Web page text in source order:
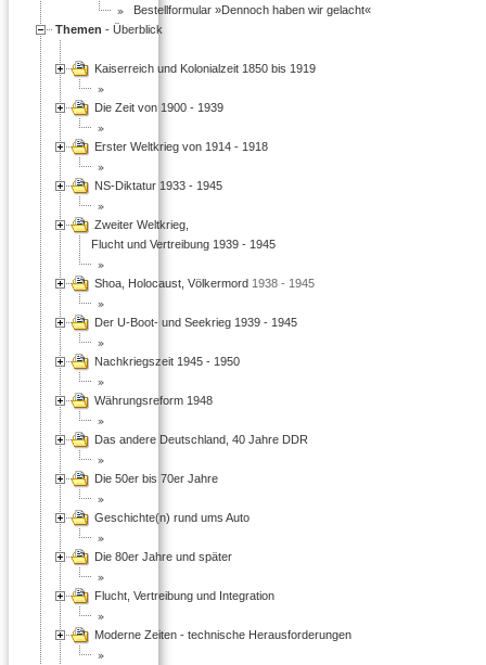
Bestellformular »Dennoch haben wir gelacht«
Themen - Überblick
Kaiserreich und Kolonialzeit 1850 bis 1919
Die Zeit von 1900 - 1939
Erster Weltkrieg von 1914 - 1918
NS-Diktatur 1933 - 1945
Zweiter Weltkrieg,
Flucht und Vertreibung 1939 - 1945
Shoa, Holocaust, Völkermord 1938 - 1945
Der U-Boot- und Seekrieg 1939 - 1945
Nachkriegszeit 1945 - 1950
Währungsreform 1948
Das andere Deutschland, 40 Jahre DDR
Die 50er bis 70er Jahre
Geschichte(n) rund ums Auto
Die 80er Jahre und später
Flucht, Vertreibung und Integration
Moderne Zeiten - technische Herausforderungen